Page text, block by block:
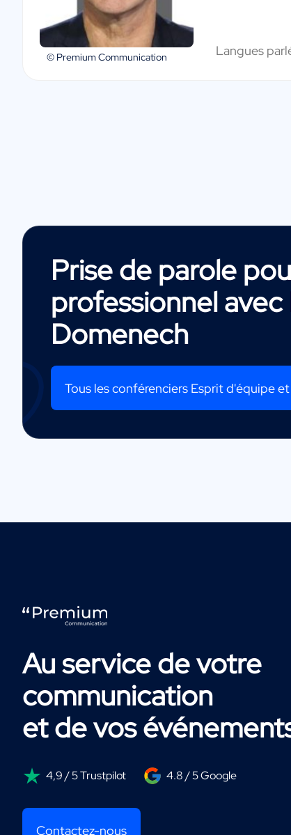
© Premium Communication Langues
Prise de parole
professionnel avec
Domenech
Tous les conférenciers Esprit d'équipe
Au service de votre
communication
et de vos
4,9 / 5 Trustpilot 4.8 / 5 Google
Contactez-nous